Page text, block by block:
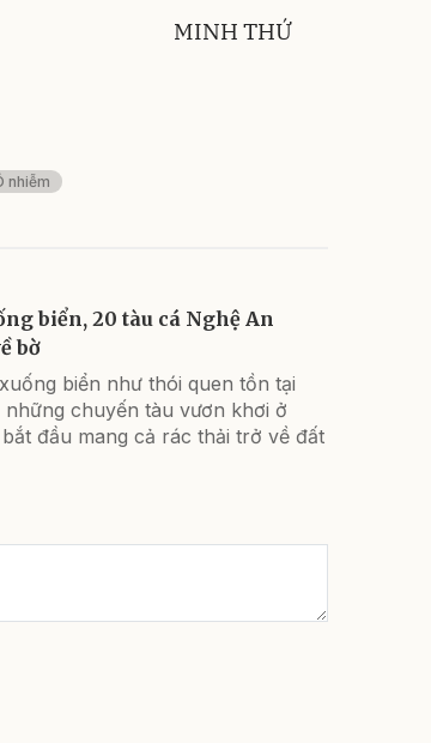
MINH THỨ
nhiễm
biển, 20 tàu cá Nghệ An
bờ
biển như thói quen tồn tại
chuyến tàu vươn khơi ở
đầu mang cả rác thải trở về đất